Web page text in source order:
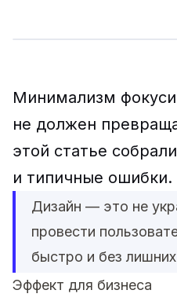
Минимализм
не должен
этой статье
и типичные ошибки.
Дизайн — это не
провести
быстро и без
Эффект для бизнеса